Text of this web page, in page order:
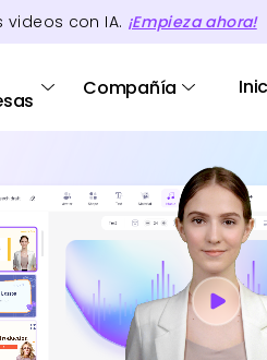
con IA. ¡Empieza ahora!
Compañía